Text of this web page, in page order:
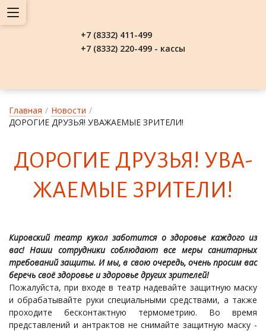
+7 (8332) 411-499
+7 (8332) 220-499 - кассы
Главная / Новости /
ДОРОГИЕ ДРУЗЬЯ! УВАЖАЕМЫЕ ЗРИТЕЛИ!
ДО­РО­ГИЕ ДРУЗЬЯ! У­ВА­
ЖА­Е­МЫЕ ЗРИ­ТЕ­ЛИ!
Кировский театр кукол заботится о здоровье каждого из
вас! Наши сотрудники соблюдают все меры санитарных
требований защиты. И мы, в свою очередь, очень просим вас
беречь своё здоровье и здоровье других зрителей!
Пожалуйста, при входе в театр надевайте защитную маску
и обрабатывайте руки специальными средствами, а также
проходите бесконтактную термометрию. Во время
представлений и антрактов не снимайте защитную маску -